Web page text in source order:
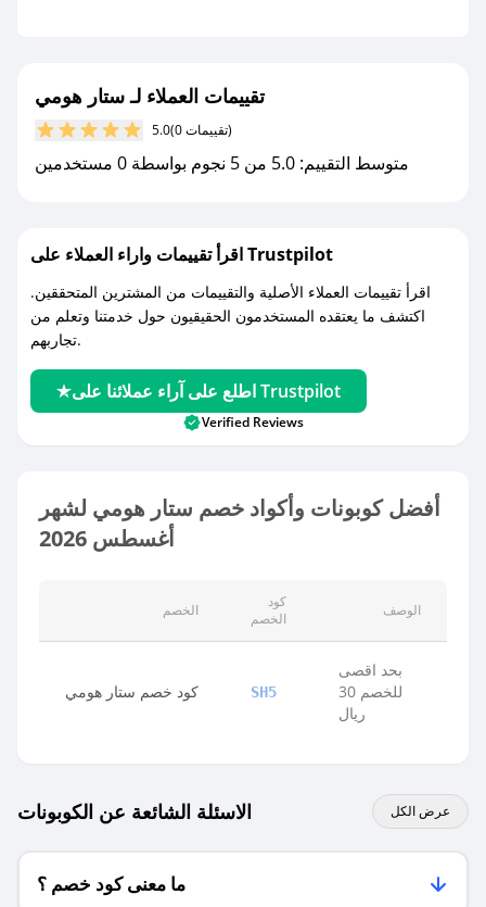
مع صحصح، تسوق بذكاء ووفّر على كل مشترياتك مع
كوبونات خصم حصرية من ستار هومي!
تقييمات العملاء لـ ستار هومي
5.0 (0 تقييمات)
متوسط التقييم: 5.0 من 5 نجوم بواسطة 0 مستخدمين
اقرأ تقييمات واراء العملاء على Trustpilot
اقرأ تقييمات العملاء الأصلية والتقييمات من المشترين المتحققين.
اكتشف ما يعتقده المستخدمون الحقيقيون حول خدمتنا وتعلم من
تجاربهم.
اطلع على آراء عملائنا على Trustpilot
Verified Reviews
أفضل كوبونات وأكواد خصم ستار هومي لشهر
أغسطس 2026
الخصم
كود
الخصم
الوصف
كود خصم ستار هومي SH5
بحد اقصى
للخصم 30
ريال
الاسئلة الشائعة عن الكوبونات عرض الكل
ما معنى كود خصم ؟